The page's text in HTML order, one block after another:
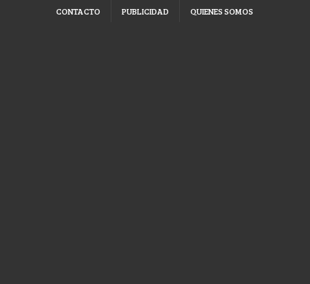
CONTACTO PUBLICIDAD QUIENES SOMOS